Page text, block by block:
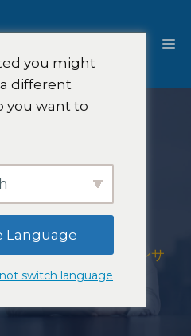
メ
調査
-フィンテック戦略コンサ
ローン市場調査
you might
different
you want to
Language
switch language